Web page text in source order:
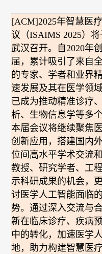
[ACM]2025年智慧医
议（ISAIMS 2025）将
武汉召开。自2020年
届，累计吸引了来自
的专家、学者和业界
速发展及其在医学领
已成为推动精准诊疗
析、生物信息学等多
本届会议将继续聚焦
创新应用，搭建国内
位间高水平学术交流
教授、研究学者、工
示科研成果的机会，
讨医学人工智能面临
势。通过深入交流与
新在临床诊疗、疾病
中的转化，加速医学
地，助力构建智慧医疗